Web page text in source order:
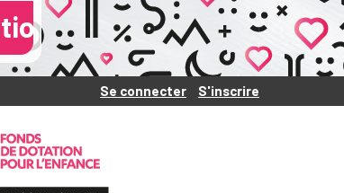
sur le slider pour
Se connecter S'inscrire